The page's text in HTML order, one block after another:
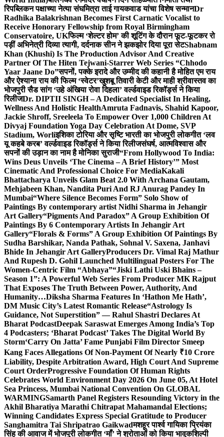
रिपब्लिकन पक्षाच्या नेत्या संघमित्रा ताई गायकवाड यांचा विशेष सन्मानDr
Radhika Balakrishnan Becomes First Carnatic Vocalist to
Receive Honorary Fellowship from Royal Birmingham
Conservatoire, UKफिल्म ‘शेल्टर होम’ की शूटिंग के दौरान फूट-फूटकर रो
पड़ीं अभिनेत्री दिव्या त्यागी, दर्दनाक सीन ने झकझोर दिया पूरा सेटShabnam
Khan (Khushi) Is The Production Advisor And Creative
Partner Of The Hiten Tejwani-Starrer Web Series “Chhodo
Yaar Jaane Do”सपनों, पक्के इरादे और उम्मीद की कहानी है मोहित एम राय
और ऐश्याना राय की फिल्म ‘स्वेटर’खुशबू तिवारी केटी और माही श्रीवास्तव का
भोजपुरी सैड सांग ‘उहे अंखिया रोवा दिहला’ वर्ल्डवाइड रिकॉर्ड्स ने किया
रिलीजDr. DIPTII SINGH – A Dedicated Specialist In Healing,
Wellness And Holistic HealthAmruta Fadnavis, Shahid Kapoor,
Jackie Shroff, Sreeleela To Empower Over 1,000 Children At
Divyaj Foundation Yoga Day Celebration At Dome, SVP
Stadium, Worliइशिका टोरिया और सृष्टि भारती का भोजपुरी लोकगीत ‘लव
यू कहबे करब’ वर्ल्डवाइड रिकॉर्ड्स ने किया रिलीजसंघर्ष, आत्मविश्वास और
सपनों की उड़ान का नाम है मोनिका सुराजी“From Hollywood To India:
Wins Deus Unveils ‘The Cinema – A Brief History’” Most
Cinematic And Professional Choice For MediaKakali
Bhattacharya Unveils Glam Beat 2.0 With Archana Gautam,
Mehjabeen Khan, Nandita Puri And RJ Anurag Pandey In
Mumbai“Where Silence Becomes Form” Solo Show of
Paintings By contemporary artist Nidhi Sharma in Jehangir
Art Gallery“Pigments And Paradox” A Group Exhibition Of
Paintings By 6 Contemporary Artists In Jehangir Art
Gallery“Florals & Forms” A Group Exhibition Of Paintings By
Sudha Barshikar, Nanda Pathak, Sohnal V. Saxena, Janhavi
Bhide In Jehangir Art GalleryProducers Dr. Vimal Raj Mathur
And Rupesh D. Gohil Launched Multilingual Posters For The
Women-Centric Film “Abhaya”“Jiski Lathi Uski Bhains –
Season 1”: A Powerful Web Series From Producer MK Rajput
That Exposes The Truth Between Power, Authority, And
Humanity…Diksha Sharma Features In ‘Hathon Me Hath’,
DM Music City’s Latest Romantic Release“Astrology Is
Guidance, Not Superstition” — Rahul Shastri Declares At
Bharat PodcastDeepak Saraswat Emerges Among India’s Top
4 Podcasters; ‘Bharat Podcast’ Takes The Digital World By
Storm‘Carry On Jatta’ Fame Punjabi Film Director Smeep
Kang Faces Allegations Of Non-Payment Of Nearly ₹10 Crore
Liability, Despite Arbitration Award, High Court And Supreme
Court OrderProgressive Foundation Of Human Rights
Celebrates World Environment Day 2026 On June 05, At Hotel
Sea Princess, Mumbai National Convention On GLOBAL
WARMINGSamarth Panel Registers Resounding Victory in the
Akhil Bharatiya Marathi Chitrapat Mahamandal Elections;
Winning Candidates Express Special Gratitude to Producer
Sanghamitra Tai Shripatrao Gaikwadमशहूर पार्श्व गायिका प्रियंका
सिंह की आवाज में भोजपुरी लोकगीत ‘माँ’ ने श्रोताओं को किया भावुकशिल्पी